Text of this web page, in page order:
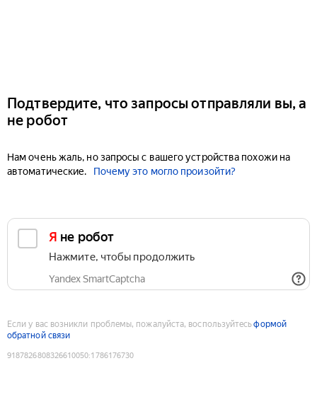
Подтвердите, что запросы отправляли вы, а
не робот
Нам очень жаль, но запросы с вашего устройства похожи на
автоматические.
Почему это могло произойти?
Я не робот
Нажмите, чтобы продолжить
Yandex SmartCaptcha
Если у вас возникли проблемы, пожалуйста, воспользуйтесьформой
обратной связи
9187826808326610050:1786176730